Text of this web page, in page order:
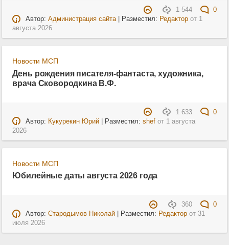
1 544
0
Автор: Администрация сайта| Разместил: Редакторот 1
августа 2026
Новости МСП
День рождения писателя-фантаста, художника,
врача Сковородкина В.Ф.
1 633
0
Автор: Кукурекин Юрий| Разместил: shefот 1 августа
2026
Новости МСП
Юбилейные даты августа 2026 года
360
0
Автор: Стародымов Николай| Разместил: Редакторот 31
июля 2026